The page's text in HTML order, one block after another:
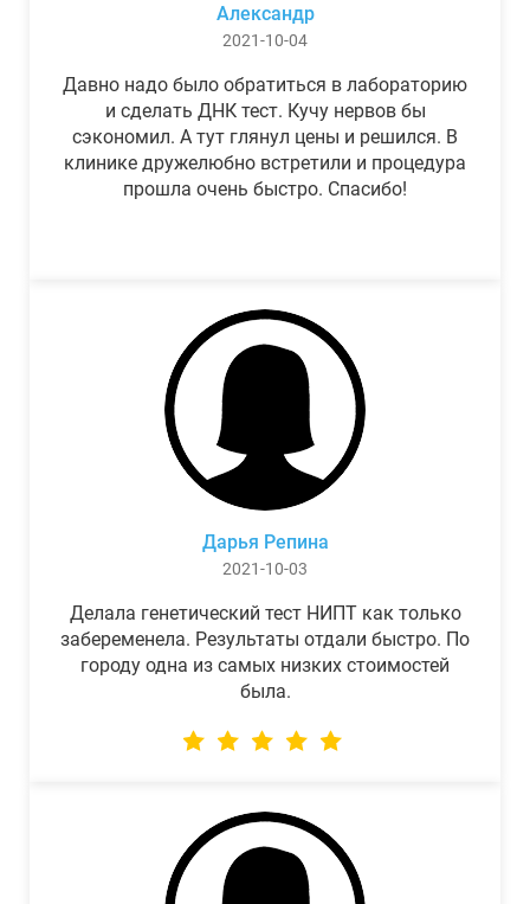
Александр
2021-10-04
Давно надо было обратиться в лабораторию
и сделать ДНК тест. Кучу нервов бы
сэкономил. А тут глянул цены и решился. В
клинике дружелюбно встретили и процедура
прошла очень быстро. Спасибо!
Дарья Репина
2021-10-03
Делала генетический тест НИПТ как только
забеременела. Результаты отдали быстро. По
городу одна из самых низких стоимостей
была.